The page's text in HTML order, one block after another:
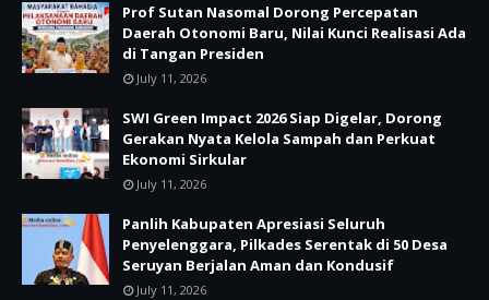
Prof Sutan Nasomal Dorong Percepatan
Daerah Otonomi Baru, Nilai Kunci Realisasi Ada
di Tangan Presiden
July 11, 2026
SWI Green Impact 2026 Siap Digelar, Dorong
Gerakan Nyata Kelola Sampah dan Perkuat
Ekonomi Sirkular
July 11, 2026
Panlih Kabupaten Apresiasi Seluruh
Penyelenggara, Pilkades Serentak di 50 Desa
Seruyan Berjalan Aman dan Kondusif
July 11, 2026